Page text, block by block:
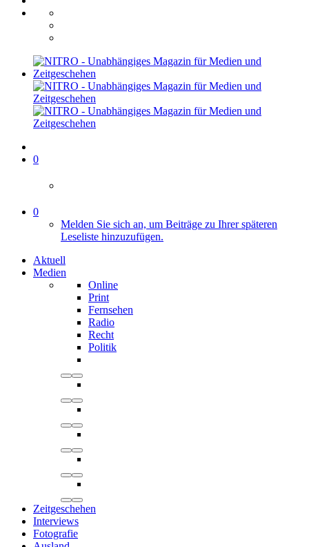
0
0
Melden Sie sich an, um Beiträge zu Ihrer späteren
Leseliste hinzuzufügen.
Aktuell
Medien
Online
Print
Fernsehen
Radio
Recht
Politik
Zeitgeschehen
Interviews
Fotografie